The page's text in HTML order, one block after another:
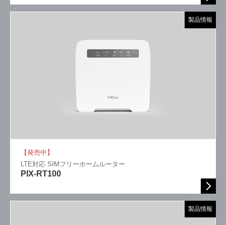
製品情報
【発売中】
LTE対応 SIMフリーホームルーター
PIX-RT100
製品情報